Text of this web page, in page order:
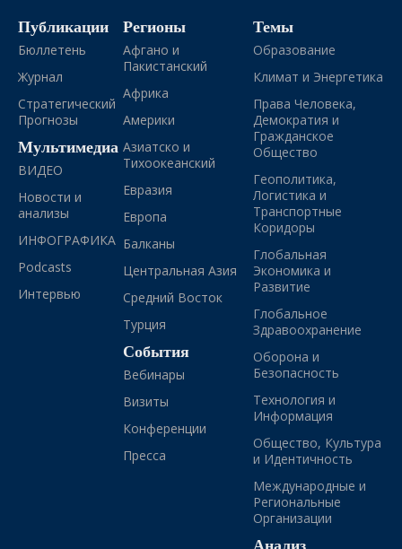
Публикации
Бюллетень
Журнал
Стратегический
Прогнозы
Мультимедиа
ВИДЕО
Новости и
анализы
ИНФОГРАФИКА
Podcasts
Интервью
Регионы
Афгано и
Пакистанский
Африка
Америки
Азиатско и
Тихоокеанский
Евразия
Европа
Балканы
Центральная Азия
Средний Восток
Турция
События
Вебинары
Визиты
Конференции
Пресса
Темы
Образование
Климат и Энергетика
Права Человека,
Демократия и
Гражданское
Общество
Геополитика,
Логистика и
Транспортные
Коридоры
Глобальная
Экономика и
Развитие
Глобальное
Здравоохранение
Оборона и
Безопасность
Технология и
Информация
Общество, Культура
и Идентичность
Международные и
Региональные
Организации
Анализ